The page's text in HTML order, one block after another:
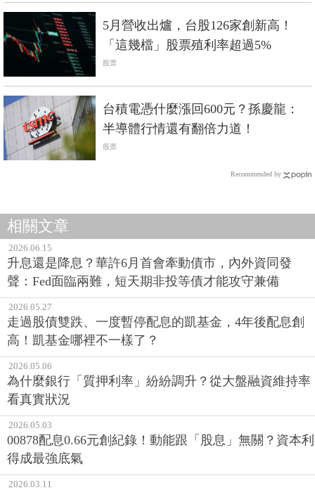
5月營收出爐，台股126家創新高！
「這幾檔」股票殖利率超過5%
股票
台積電憑什麼漲回600元？孫慶龍：
半導體行情還有翻倍力道！
股票
Recommended by
相關文章
2026.06.15
升息還是降息？華許6月首會牽動債市，內外資同發
聲：Fed面臨兩難，短天期非投等債才能攻守兼備
2026.05.27
走過股債雙跌、一度暫停配息的凱基金，4年後配息創
高！凱基金哪裡不一樣了？
2026.05.06
為什麼銀行「質押利率」紛紛調升？從大盤融資維持率
看真實狀況
2026.05.03
00878配息0.66元創紀錄！動能跟「股息」無關？資本利
得成最強底氣
2026.03.11